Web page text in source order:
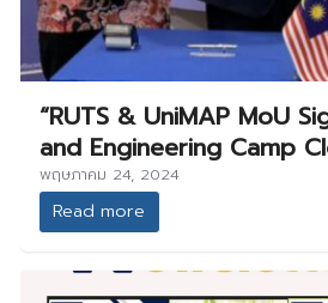
“RUTS & UniMAP MoU
and Engineering Camp
พฤษภาคม 24, 2024
Read more